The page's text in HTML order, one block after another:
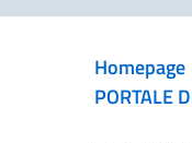
Homepage
PORTALE